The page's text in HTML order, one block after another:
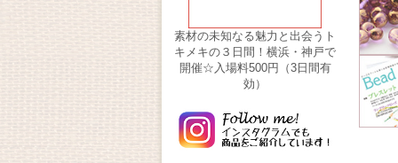
素材の未知なる魅力と出会うト
キメキの３日間！横浜・神戸で
開催☆入場料500円（3日間有
効）